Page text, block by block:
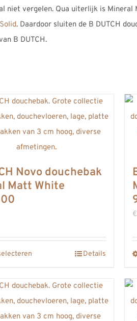
niet vergelen. Qua uiterlijk is
. Daardoor sluiten de B DUTCH
B DUTCH.
Novo douchebak
Matt White
heeft
meerdere
variaties.
Details
€